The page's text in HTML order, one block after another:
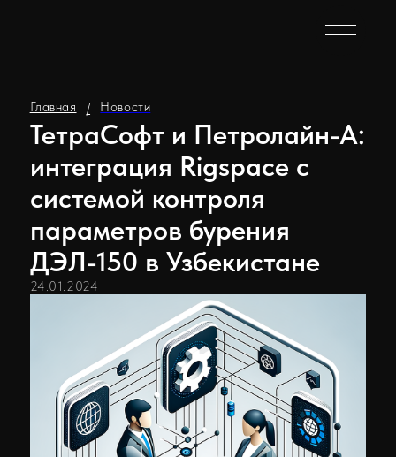
ТетраСофт и Петролайн-А:
интеграция Rigspace с
системой контроля
параметров бурения
ДЭЛ-150 в Узбекистане
24.01.2024
В рамках проекта создания единого центра
сопровождения строительства скважин ERIELL в
Ташкенте, успешно проведены опытно-
промышленные испытания по интеграции
цифровой платформы Rigspaceс системой
контроля параметров бурения Петролайн-А и